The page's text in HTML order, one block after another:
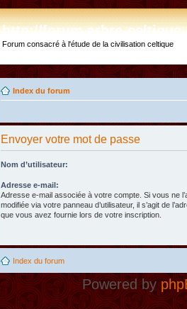
http://forum.arbre-
Forum consacré à l'étude de la civilisation celtique
Index du forum
Envoyer votre mot de passe
Nom d’utilisateur:
Adresse e-mail:
Adresse e-mail associée à votre compte. Si vous ne
modifiée via votre panneau d’utilisateur, il s’agit de
que vous avez fournie lors de votre inscription.
Index du forum
Powered by